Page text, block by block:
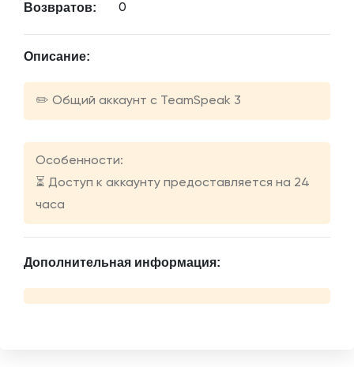
Возвратов: 0
Описание:
✏️ Общий аккаунт с TeamSpeak 3
Особенности:
⏳ Доступ к аккаунту предоставляется на 24
часа
Дополнительная информация: